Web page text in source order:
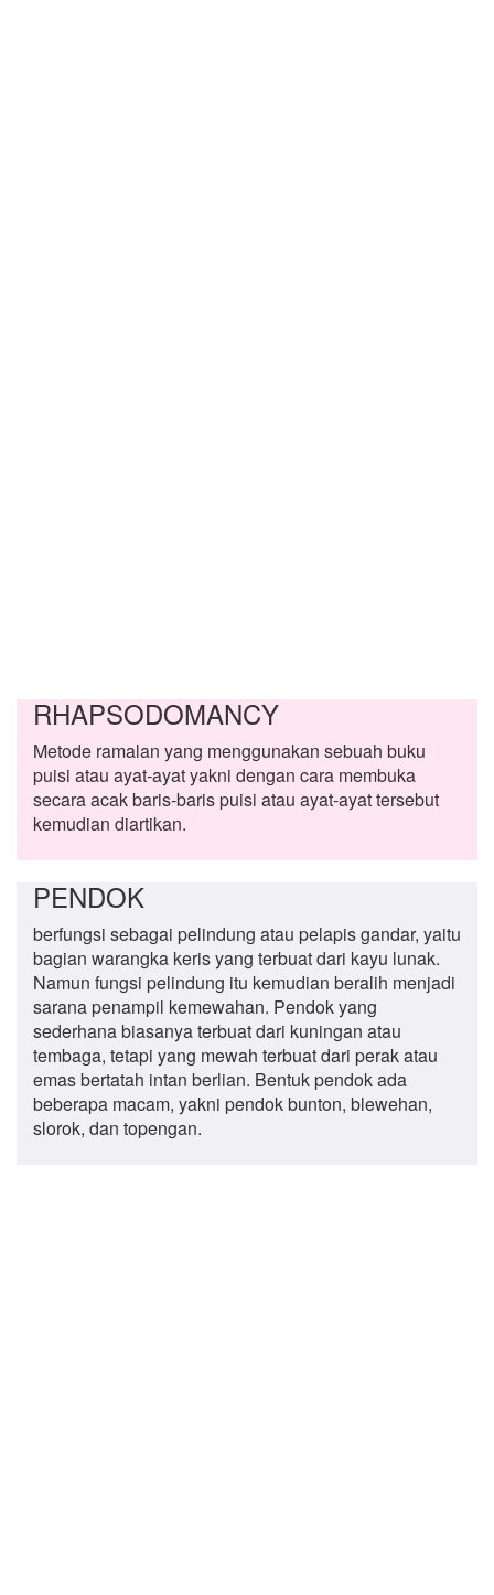
RHAPSODOMANCY
Metode ramalan yang menggunakan sebuah buku
puisi atau ayat-ayat yakni dengan cara membuka
secara acak baris-baris puisi atau ayat-ayat tersebut
kemudian diartikan.
PENDOK
berfungsi sebagai pelindung atau pelapis gandar, yaitu
bagian warangka keris yang terbuat dari kayu lunak.
Namun fungsi pelindung itu kemudian beralih menjadi
sarana penampil kemewahan. Pendok yang
sederhana biasanya terbuat dari kuningan atau
tembaga, tetapi yang mewah terbuat dari perak atau
emas bertatah intan berlian. Bentuk pendok ada
beberapa macam, yakni pendok bunton, blewehan,
slorok, dan topengan.